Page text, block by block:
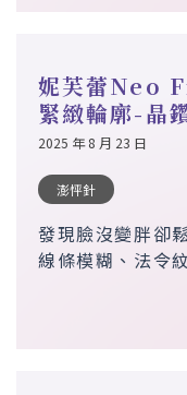
妮芙蕾Neo
緊緻輪廓-晶
2025 年 8 月 23 日
澎怦針
發現臉沒變胖卻
線條模糊、法令
增生，帶來自然
認證，安全持